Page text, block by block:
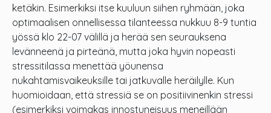
ketäkin. Esimerkiksi itse kuuluun siihen ryhmään, joka
optimaalisen onnellisessa tilanteessa nukkuu 8-9 tuntia
yössä klo 22-07 välillä ja herää sen seurauksena
levänneenä ja pirteänä, mutta joka hyvin nopeasti
stressitilassa menettää yöunensa
nukahtamisvaikeuksille tai jatkuvalle heräilylle. Kun
huomioidaan, että stressiä se on positiivinenkin stressi
(esimerkiksi voimakas innostuneisuus meneillään